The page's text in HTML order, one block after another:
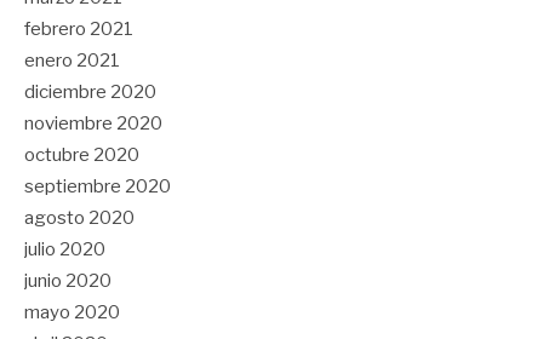
febrero 2021
enero 2021
diciembre 2020
noviembre 2020
octubre 2020
septiembre 2020
agosto 2020
julio 2020
junio 2020
mayo 2020